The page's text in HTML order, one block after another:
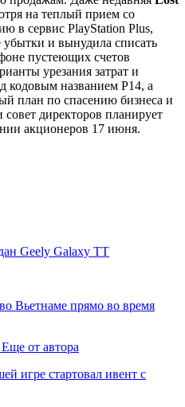
на теплый прием со
в сервис PlayStation Plus,
и вынудила списать
пустеющих счетов
урезания затрат и
кодовым названием P14, а
план по спасению бизнеса и
директоров планирует
акционеров 17 июня.
Geely Galaxy TT
Вьетнаме прямо во время
Еще от автора
игре стартовал ивент с